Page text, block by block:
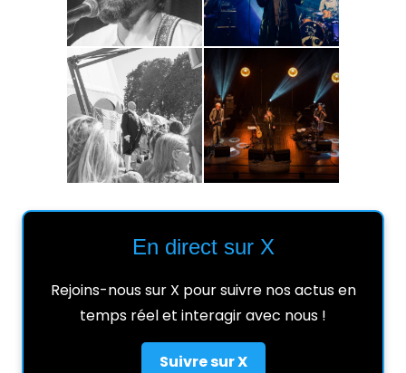
En direct sur X
Rejoins-nous sur X pour suivre nos actus en
temps réel et interagir avec nous !
Suivre sur X